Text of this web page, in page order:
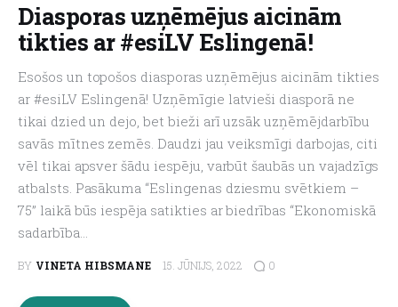
Diasporas uzņēmējus aicinām
tikties ar #esiLV Eslingenā!
Esošos un topošos diasporas uzņēmējus aicinām tikties
ar #esiLV Eslingenā! Uzņēmīgie latvieši diasporā ne
tikai dzied un dejo, bet bieži arī uzsāk uzņēmējdarbību
savās mītnes zemēs. Daudzi jau veiksmīgi darbojas, citi
vēl tikai apsver šādu iespēju, varbūt šaubās un vajadzīgs
atbalsts. Pasākuma “Eslingenas dziesmu svētkiem –
75” laikā būs iespēja satikties ar biedrības “Ekonomiskā
sadarbība…
BY VINETA HIBSMANE 15. JŪNIJS, 2022 0